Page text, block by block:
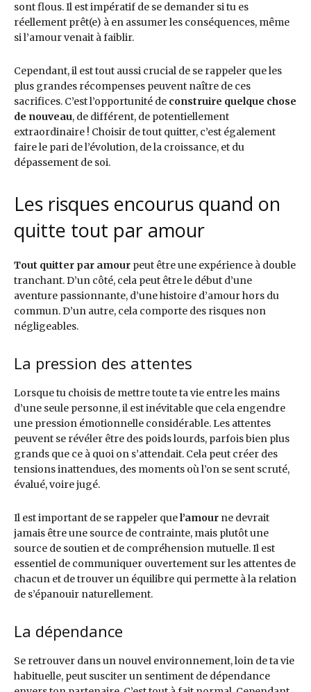
sont flous. Il est impératif de se demander si tu es
réellement prêt(e) à en assumer les conséquences, même
si l’amour venait à faiblir.
Cependant, il est tout aussi crucial de se rappeler que les
plus grandes récompenses peuvent naître de ces
sacrifices. C’est l’opportunité de construire quelque chose
de nouveau, de différent, de potentiellement
extraordinaire ! Choisir de tout quitter, c’est également
faire le pari de l’évolution, de la croissance, et du
dépassement de soi.
Les risques encourus quand on
quitte tout par amour
Tout quitter par amour peut être une expérience à double
tranchant. D’un côté, cela peut être le début d’une
aventure passionnante, d’une histoire d’amour hors du
commun. D’un autre, cela comporte des risques non
négligeables.
La pression des attentes
Lorsque tu choisis de mettre toute ta vie entre les mains
d’une seule personne, il est inévitable que cela engendre
une pression émotionnelle considérable. Les attentes
peuvent se révéler être des poids lourds, parfois bien plus
grands que ce à quoi on s’attendait. Cela peut créer des
tensions inattendues, des moments où l’on se sent scruté,
évalué, voire jugé.
Il est important de se rappeler quel’amour ne devrait
jamais être une source de contrainte, mais plutôt une
source de soutien et de compréhension mutuelle. Il est
essentiel de communiquer ouvertement sur les attentes de
chacun et de trouver un équilibre qui permette à la relation
de s’épanouir naturellement.
La dépendance
Se retrouver dans un nouvel environnement, loin de ta vie
habituelle, peut susciter un sentiment de dépendance